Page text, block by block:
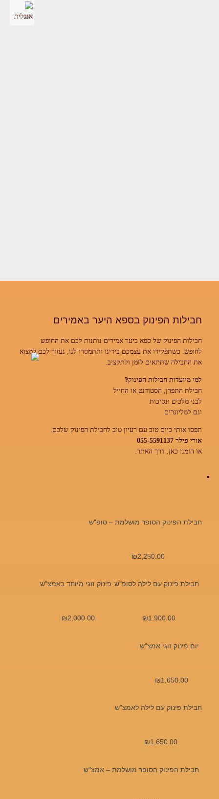
חבילות הפינוק בספא היער באמירים
חבילות הפינוק של ספא ביער אמירים נותנות לכם את החופש
לחופש. כשתפקידו את עצמכם בידינו ותתמסרו לנו, נעזור לכם למצוא
את החבילה שתתאים לזמן ולתקציב.
למי מיועדות חבילות הפינוק?
חבילת התפרן, הסטודנט או החייל
לבני מלכים ונסיכות
וגם למליונרים
תפסו אותי ביום טוב עם רעיון טוב לחבילת הפינוק שלכם.
אורי פילר055-5591137
או הזמנו כאן, דרך האתר.
חבילת הפינוק הסופר מושלמת – סופ"ש
₪2,250.00
חבילת פינוק עם לילה לסופ"ש
₪1,900.00
פינוק זוגי מיוחד באמצ"ש
₪2,000.00
יום פינוק זוגי אמצ"ש
₪ 1,650.00
חבילת פינוק עם לילה לאמצ"ש
₪1,650.00
חבילת הפינוק הסופר מושלמת – אמצ"ש